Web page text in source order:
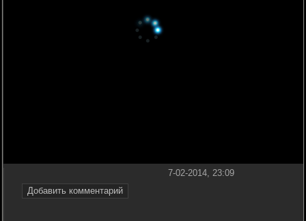
Добавить комментарий
7-02-2014, 23:09